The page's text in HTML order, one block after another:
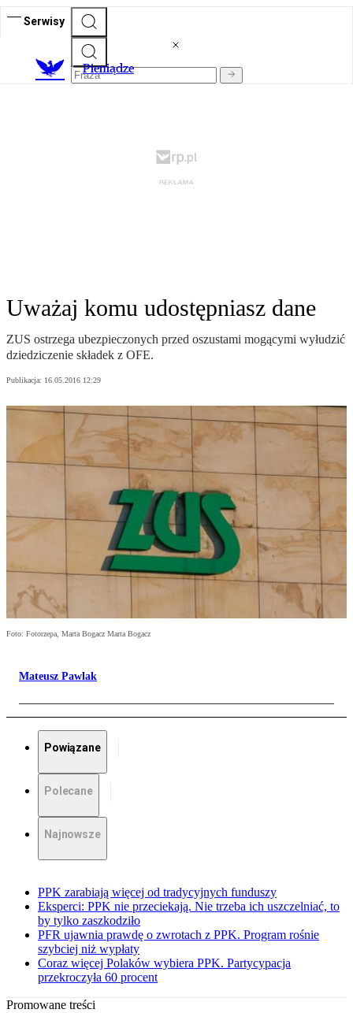
Serwisy
Pieniądze
Uważaj komu udostępniasz dane
ZUS ostrzega ubezpieczonych przed oszustami mogącymi wyłudzić
dziedziczenie składek z OFE.
Publikacja: 16.05.2016 12:29
Foto: Fotorzepa, Marta Bogacz Marta Bogacz
Mateusz Pawlak
Powiązane
Polecane
Najnowsze
PPK zarabiają więcej od tradycyjnych funduszy
Eksperci: PPK nie przeciekają. Nie trzeba ich uszczelniać, to
by tylko zaszkodziło
PFR ujawnia prawdę o zwrotach z PPK. Program rośnie
szybciej niż wypłaty
Coraz więcej Polaków wybiera PPK. Partycypacja
przekroczyła 60 procent
Promowane treści